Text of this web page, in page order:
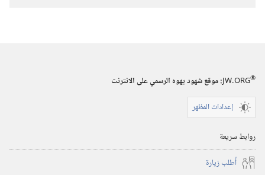
‎٢٠٠٤
JW.ORG®
:‏ موقع شهود يهوه الرسمي على الانترنت
إعدادات المظهر
روابط سريعة
أُطلب زيارة